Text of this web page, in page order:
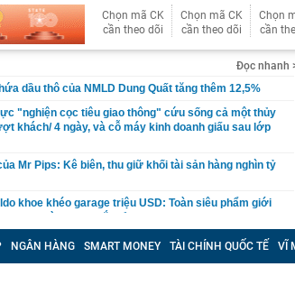
Chọn mã CK
cần theo dõi
Chọn mã CK
cần theo dõi
Chọn
cần
Đọc nhanh
dầu thô của NMLD Dung Quất tăng thêm 12,5%
"nghiện cọc tiêu giao thông" cứu sống cả một thủy
khách/ 4 ngày, và cỗ máy kinh doanh giấu sau lớp
Mr Pips: Kê biên, thu giữ khối tài sản hàng nghìn tỷ
khoe khéo garage triệu USD: Toàn siêu phẩm giới
332.000 tỷ đồng để làm điều đặc biệt này
Công Vinh
NGÂN HÀNG SMART MONEY TÀI CHÍNH QUỐC TẾ VĨ